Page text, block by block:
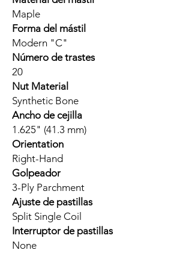
Maple
Forma del mástil
Modern "C"
Número de trastes
20
Nut Material
Synthetic Bone
Ancho de cejilla
1.625" (41.3 mm)
Orientation
Right-Hand
Golpeador
3-Ply Parchment
Ajuste de pastillas
Split Single Coil
Interruptor de pastillas
None